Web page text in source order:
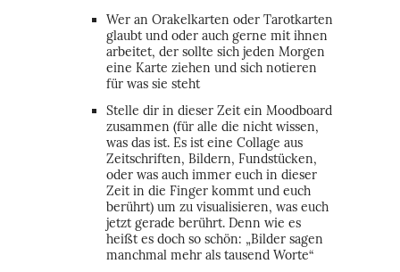
Wer an Orakelkarten oder Tarotkarten
glaubt und oder auch gerne mit ihnen
arbeitet, der sollte sich jeden Morgen
eine Karte ziehen und sich notieren
für was sie steht
Stelle dir in dieser Zeit ein Moodboard
zusammen (für alle die nicht wissen,
was das ist. Es ist eine Collage aus
Zeitschriften, Bildern, Fundstücken,
oder was auch immer euch in dieser
Zeit in die Finger kommt und euch
berührt) um zu visualisieren, was euch
jetzt gerade berührt. Denn wie es
heißt es doch so schön: „Bilder sagen
manchmal mehr als tausend Worte“